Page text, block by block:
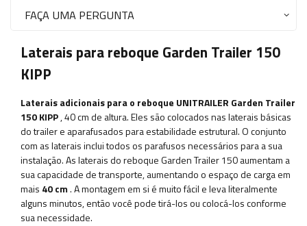
FAÇA UMA PERGUNTA
Laterais para reboque Garden Trailer 150
KIPP
Laterais adicionais para o reboque UNITRAILER Garden Trailer
150 KIPP, 40 cm de altura. Eles são colocados nas laterais básicas
do trailer e aparafusados ​​para estabilidade estrutural. O conjunto
com as laterais inclui todos os parafusos necessários para a sua
instalação. As laterais do reboque Garden Trailer 150 aumentam a
sua capacidade de transporte, aumentando o espaço de carga em
mais 40 cm. A montagem em si é muito fácil e leva literalmente
alguns minutos, então você pode tirá-los ou colocá-los conforme
sua necessidade.